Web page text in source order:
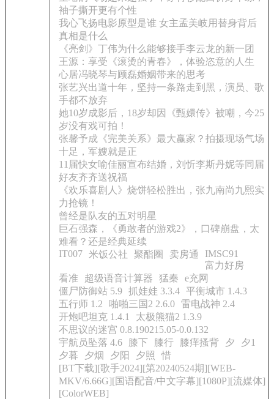
袖子撕开更有个性
我心飞扬电影原型是谁 女主孟美岐用替身背后
真相是什么
《亮剑》丁伟为什么能够接手李云龙的新一团
王源：享受《滚烫的青春》，体验恣意的人生
心居冯晓琴与顾磊婚姻带来的思考
张艺兴出道十年，坚持一条路走到黑，演员、歌
手都不放弃
她10岁成影后，18岁却因《甄嬛传》被嘲，今25
岁没有戏可拍！
张馨予成《完美关系》最大赢家？拍摄现场气场
十足，军嫂就是正
11届快女喻佳丽宣布结婚，刘忻李斯丹妮等同届
好友齐齐送祝福
《欢乐喜剧人》烧饼轻松胜出，张九南尚九熙实
力抢镜！
曾经是队友的五对明星
巨石强森，《勇敢者的游戏2》，口碑崩盘，太
难看？还是经典延续
IT007 米饭公社 聚酯圈 卖房通
IMSC91
富力好房
看准
超级语音计算器 猛秦
e充网
僵尸防御站 5.9 抓娃娃 3.3.4 平衡城市 1.4.3
五行师 1.2
啪啪三国2 2.6.0 雷电战神 2.4
开炮吧坦克 1.4.1
太极熊猫2 1.3.9
不思议的迷宫 0.8.190215.05-0.0.132
宇航员坠落 4.6
膝下 膝行 膝痒搔背 夕
夕1
夕暮
夕烟 夕阳 夕照
惜
[BT下载][歌手2024][第20240524期][WEB-
MKV/6.66G][国语配音/中文字幕][1080P][流媒体]
[ColorWEB]